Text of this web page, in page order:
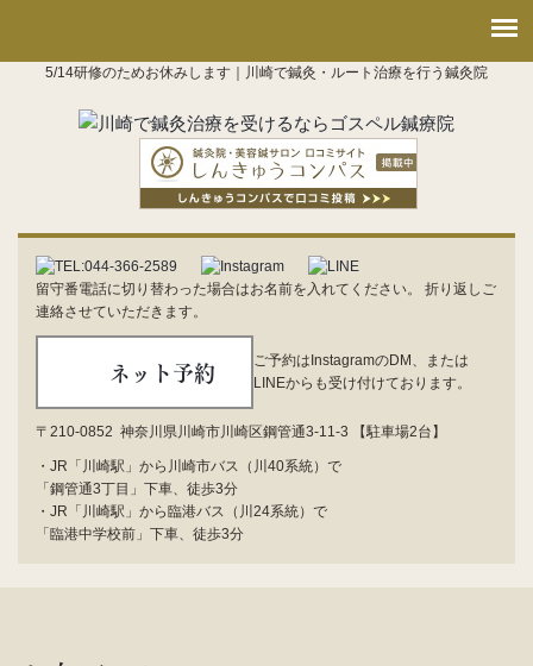
5/14研修のためお休みします｜川崎で鍼灸・ルート治療を行う鍼灸院
留守番電話に切り替わった場合はお名前を入れてください。 折り返しご
連絡させていただきます。
ネット予約
ご予約はInstagramのDM、または
LINEからも受け付けております。
〒210-0852 神奈川県川崎市川崎区鋼管通3-11-3 【駐車場2台】
・JR「川崎駅」から川崎市バス（川40系統）で
「鋼管通3丁目」下車、徒歩3分
・JR「川崎駅」から臨港バス（川24系統）で
「臨港中学校前」下車、徒歩3分